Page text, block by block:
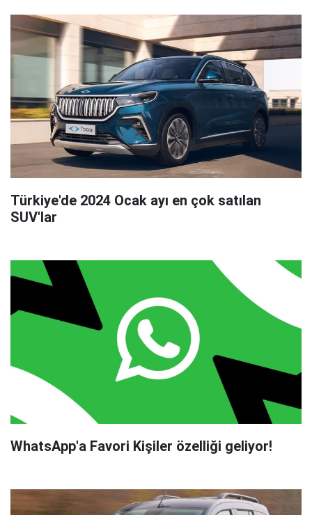
Türkiye'de 2024 Ocak ayı en çok satılan
SUV'lar
WhatsApp'a Favori Kişiler özelliği geliyor!